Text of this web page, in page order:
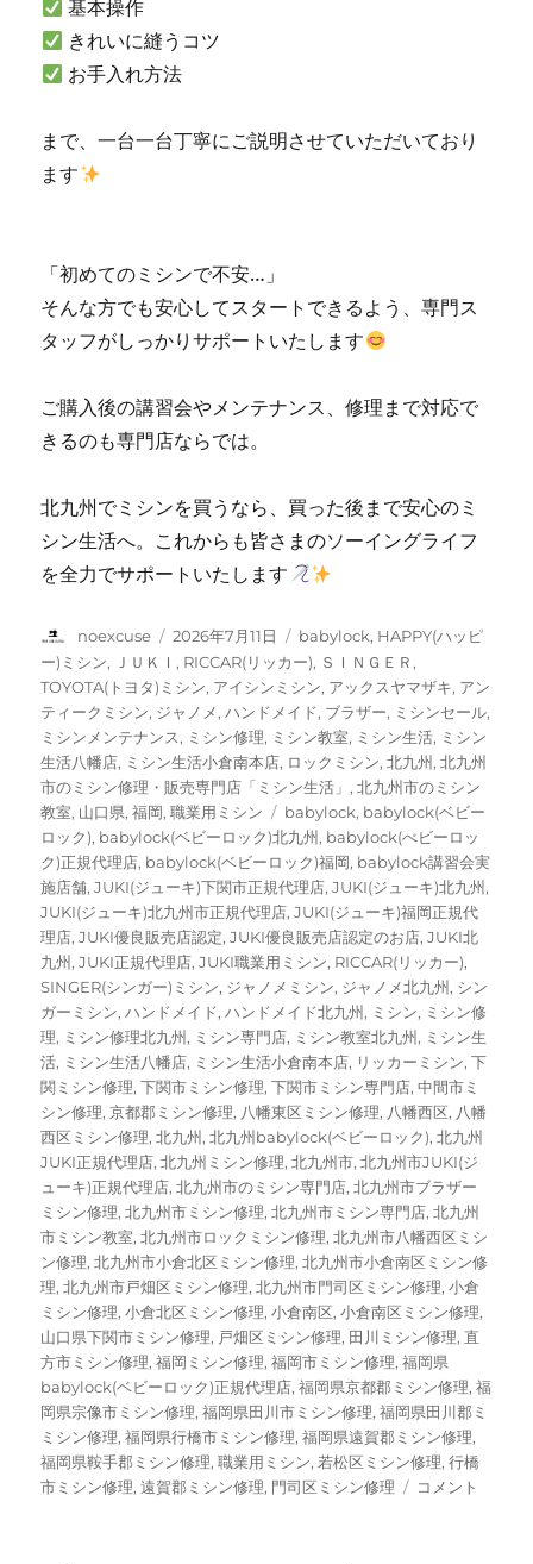
修
専
ン
生
活」
☆
基本操作
きれいに縫うコツ
お手入れ方法
まで、一台一台丁寧にご説明させていただいており
ます
「初めてのミシンで不安…」
そんな方でも安心してスタートできるよう、専門ス
タッフがしっかりサポートいたします
ご購入後の講習会やメンテナンス、修理まで対応で
きるのも専門店ならでは。
北九州でミシンを買うなら、買った後まで安心のミ
シン生活へ。これからも皆さまのソーイングライフ
を全力でサポートいたします
投
稿
者
noexcuse
投
稿
日:
2026年7月11日
カ
テ
ゴ
リ
ー
babylock, HAPPY(ハッピ
ー)ミシン, ＪＵＫＩ , RICCAR(リッカー), ＳＩＮＧＥＲ ,
TOYOTA(トヨタ)ミシン, アイシンミシン, アックスヤマザキ, アン
ティークミシン, ジャノメ,ハンドメイド, ブラザー, ミシンセール,
ミシンメンテナンス, ミシン修理, ミシン教室, ミシン生活, ミシン
生活八幡店, ミシン生活小倉南本店, ロックミシン,北九州 ,北九州
市のミシン修理・販売専門店「ミシン生活」 ,北九州市のミシン
教室, 山口県,福岡,職業用ミシン
タ
グ
babylock, babylock(ベビー
ロック), babylock(ベビーロック)北九州 , babylock(べビーロッ
ク)正規代理店, babylock(ベビーロック)福岡, babylock講習会実
施店舗,JUKI(ジューキ)下関市正規代理店,JUKI(ジューキ)北九州 ,
JUKI(ジューキ)北九州市正規代理店,JUKI(ジューキ)福岡正規代
理店,JUKI優良販売店認定,JUKI優良販売店認定のお店,JUKI北
九州 ,JUKI正規代理店,JUKI職業用ミシン, RICCAR(リッカー),
SINGER(シンガー)ミシン, ジャノメミシン, ジャノメ北九州 , シン
ガーミシン,ハンドメイド,ハンドメイド北九州 , ミシン, ミシン修
理, ミシン修理北九州 , ミシン専門店, ミシン教室北九州 , ミシン生
活, ミシン生活八幡店, ミシン生活小倉南本店, リッカーミシン,下
関ミシン修理,下関市ミシン修理,下関市ミシン専門店,中間市ミ
シン修理,京都郡ミシン修理, 八幡東区ミシン修理, 八幡西区, 八幡
西区ミシン修理,北九州 ,北九州babylock(ベビーロック),北九州
JUKI正規代理店,北九州ミシン修理,北九州市,北九州市JUKI(ジ
ューキ)正規代理店,北九州市のミシン専門店,北九州市ブラザー
ミシン修理,北九州市ミシン修理,北九州市ミシン専門店,北九州
市ミシン教室,北九州市ロックミシン修理,北九州市八幡西区ミシ
ン修理,北九州市小倉北区ミシン修理,北九州市小倉南区ミシン修
理,北九州市戸畑区ミシン修理,北九州市門司区ミシン修理,小倉
ミシン修理,小倉北区ミシン修理,小倉南区,小倉南区ミシン修理,
山口県下関市ミシン修理, 戸畑区ミシン修理, 田川ミシン修理, 直
方市ミシン修理,福岡ミシン修理,福岡市ミシン修理,福岡県
babylock(ベビーロック)正規代理店,福岡県京都郡ミシン修理,福
岡県宗像市ミシン修理,福岡県田川市ミシン修理,福岡県田川郡ミ
ミシン修理,福岡県行橋市ミシン修理,福岡県遠賀郡ミシン修理,
福岡県鞍手郡ミシン修理,職業用ミシン, 若松区ミシン修理,行橋
市ミシン修理,遠賀郡ミシン修理, 門司区ミシン修理
ご
コメント